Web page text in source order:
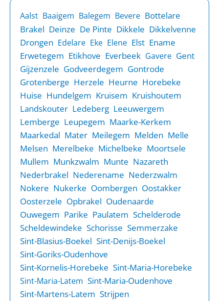
Aalst Baaigem Balegem Bevere Bottelare
Brakel Deinze De Pinte Dikkele Dikkelvenne
Drongen Edelare Eke Elene Elst Ename
Erwetegem Etikhove Everbeek Gavere Gent
Gijzenzele Godveerdegem Gontrode
Grotenberge Herzele Heurne Horebeke
Huise Hundelgem Kruisem Kruishoutem
Landskouter Ledeberg Leeuwergem
Lemberge Leupegem Maarke-Kerkem
Maarkedal Mater Meilegem Melden Melle
Melsen Merelbeke Michelbeke Moortsele
Mullem Munkzwalm Munte Nazareth
Nederbrakel Nederename Nederzwalm
Nokere Nukerke Oombergen Oostakker
Oosterzele Opbrakel Oudenaarde
Ouwegem Parike Paulatem Schelderode
Scheldewindeke Schorisse Semmerzake
Sint-Blasius-Boekel Sint-Denijs-Boekel
Sint-Goriks-Oudenhove
Sint-Kornelis-Horebeke Sint-Maria-Horebeke
Sint-Maria-Latem Sint-Maria-Oudenhove
Sint-Martens-Latem Strijpen